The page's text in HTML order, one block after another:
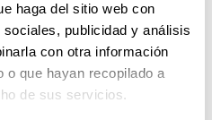
haga del sitio web con
publicidad y análisis
con otra información
o que hayan recopilado a
de sus servicios.